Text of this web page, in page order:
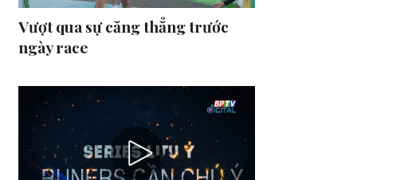
Vượt qua sự căng thẳng trước
ngày race